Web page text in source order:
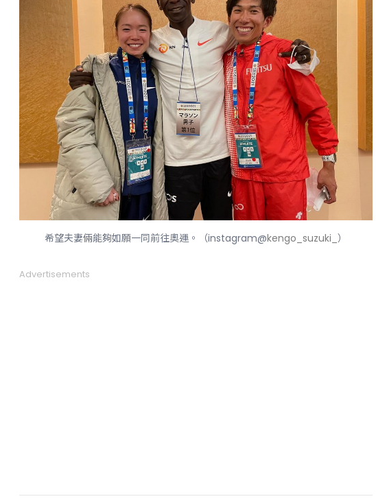
希望夫妻倆能夠如願一同前往奧運。 （instagram@kengo_suzuki_ ）
Advertisements